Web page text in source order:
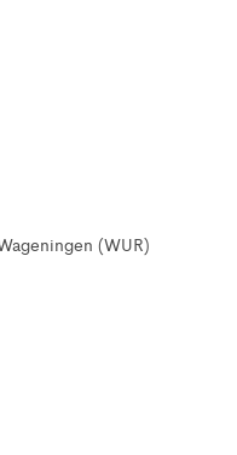
(WUR)